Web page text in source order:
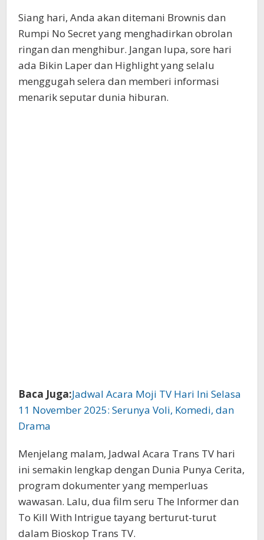
Siang hari, Anda akan ditemani Brownis dan
Rumpi No Secret yang menghadirkan obrolan
ringan dan menghibur. Jangan lupa, sore hari
ada Bikin Laper dan Highlight yang selalu
menggugah selera dan memberi informasi
menarik seputar dunia hiburan.
Baca Juga:Jadwal Acara Moji TV Hari Ini Selasa
11 November 2025: Serunya Voli, Komedi, dan
Drama
Menjelang malam, Jadwal Acara Trans TV hari
ini semakin lengkap dengan Dunia Punya Cerita,
program dokumenter yang memperluas
wawasan. Lalu, dua film seru The Informer dan
To Kill With Intrigue tayang berturut-turut
dalam Bioskop Trans TV.